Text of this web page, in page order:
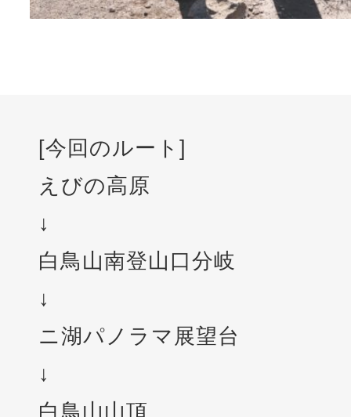
[今回のルート]
えびの高原
↓
白鳥山南登山口分岐
↓
ニ湖パノラマ展望台
↓
白鳥山山頂